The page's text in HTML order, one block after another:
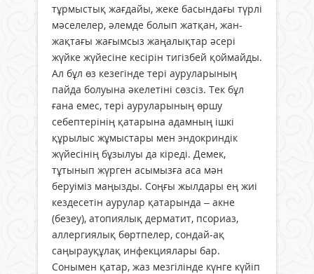
тұрмыстық жағдайы, жеке басындағы түрлі
мәселелер, әлемде болып жатқан, жан-
жақтағы жағымсыз жаңалықтар әсері
жүйке жүйесіне кесірін тигізбей қоймайды.
Ал бұл өз кезегінде тері ауруларының
пайда болуына әкелетіні сөзсіз. Тек бұл
ғана емес, тері ауруларының өршу
себептерінің қатарына адамның ішкі
құрылыс жұмыстары мен эндокриндік
жүйесінің бұзылуы да кіреді. Демек,
тұтынып жүрген асымызға аса мән
беруіміз маңызды. Соңғы жылдары ең жиі
кездесетін аурулар қатарында – акне
(безеу), атопиялық дерматит, псориаз,
аллергиялық бөртпелер, сондай-ақ
саңырауқұлақ инфекциялары бар.
Сонымен қатар, жаз мезгілінде күнге күйіп